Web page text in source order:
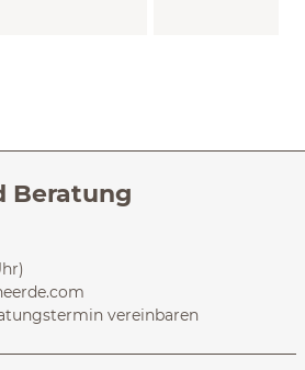
Beratung
vereinbaren